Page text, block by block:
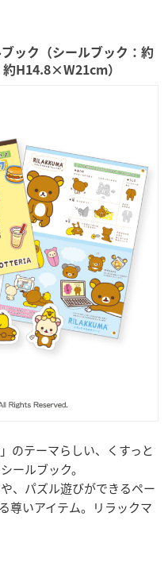
ック（シールブック：約
H14.8×W21cm）
のテーマらしい、くすっと
ールブック。
、パズル遊びができるペー
尊いアイテム。リラックマ